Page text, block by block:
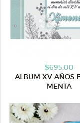
$695.00
ALBUM XV AÑOS
MENTA